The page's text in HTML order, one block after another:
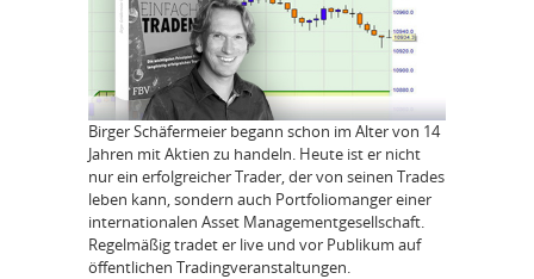
Birger Schäfermeier begann schon im Alter von 14
Jahren mit Aktien zu handeln. Heute ist er nicht
nur ein erfolgreicher Trader, der von seinen Trades
leben kann, sondern auch Portfoliomanger einer
internationalen Asset Managementgesellschaft.
Regelmäßig tradet er live und vor Publikum auf
öffentlichen Tradingveranstaltungen.